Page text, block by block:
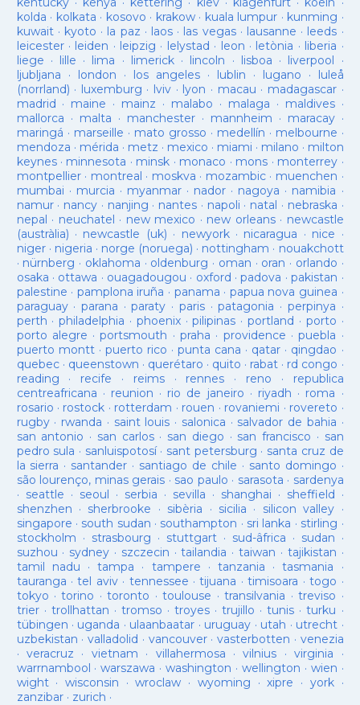
kolda · kolkata · kosovo · krakow· kuala lumpur · kunming ·
kuwait· kyoto · la paz · laos· las vegas· lausanne · leeds ·
leicester· leiden · leipzig · lelystad · leon · letònia · liberia ·
liege · lille · lima · limerick· lincoln · lisboa · liverpool ·
ljubljana · london · los angeles· lublin · lugano · luleå
(norrland) · luxemburg · lviv · lyon · macau · madagascar·
madrid · maine · mainz · malabo · malaga · maldives·
mallorca · malta · manchester· mannheim · maracay·
maringá · marseille · mato grosso · medellín · melbourne ·
mendoza · mérida · metz · mexico · miami · milano · milton
keynes· minnesota · minsk · monaco · mons · monterrey ·
montpellier· montreal · moskva · mozambic· muenchen ·
mumbai · murcia · myanmar· nador · nagoya · namibia ·
namur· nancy · nanjing · nantes · napoli · natal · nebraska ·
nepal · neuchatel · new mexico · new orleans· newcastle
(austràlia) · newcastle (uk) · newyork· nicaragua · nice ·
niger· nigeria · norge (noruega) · nottingham · nouakchott
· nürnberg · oklahoma · oldenburg · oman · oran · orlando ·
osaka · ottawa · ouagadougou · oxford ·padova ·pakistan ·
palestine · pamplona iruña · panama · papua nova guinea ·
paraguay· parana ·paraty · paris·patagonia · perpinya ·
perth ·philadelphia · phoenix·pilipinas ·portland · porto ·
porto alegre ·portsmouth ·praha · providence ·puebla ·
puerto montt· puerto rico ·punta cana · qatar · qingdao ·
quebec· queenstown · querétaro · quito · rabat · rd congo ·
reading · recife · reims· rennes · reno · republica
centreafricana · reunion · rio de janeiro · riyadh · roma ·
rosario · rostock · rotterdam · rouen · rovaniemi · rovereto ·
rugby· rwanda · saint louis · salonica · salvador de bahia ·
san antonio · san carlos· san diego · san francisco · san
pedro sula · sanluispotosí· sant petersburg · santa cruz de
la sierra · santander · santiago de chile · santo domingo ·
são lourenço, minas gerais · sao paulo · sarasota · sardenya
· seattle · seoul · serbia · sevilla · shanghai · sheffield ·
shenzhen · sherbrooke · sibèria · sicilia · silicon valley ·
singapore · south sudan · southampton · sri lanka · stirling ·
stockholm · strasbourg · stuttgart· sud-âfrica · sudan ·
suzhou · sydney · szczecin ·tailandia ·taiwan · tajikistan ·
tamil nadu ·tampa · tampere · tanzania ·tasmania ·
tauranga ·tel aviv· tennessee ·tijuana ·timisoara ·togo ·
tokyo ·torino ·toronto ·toulouse ·transilvania ·treviso ·
trier· trollhattan · tromso · troyes·trujillo ·tunis ·turku ·
tübingen · uganda · ulaanbaatar · uruguay · utah · utrecht ·
uzbekistan · valladolid · vancouver· vasterbotten · venezia
· veracruz · vietnam · villahermosa ·vilnius ·virginia ·
warrnambool ·warszawa ·washington · wellington · wien ·
wight· wisconsin ·wroclaw · wyoming ·xipre · york·
zanzibar· zurich ·